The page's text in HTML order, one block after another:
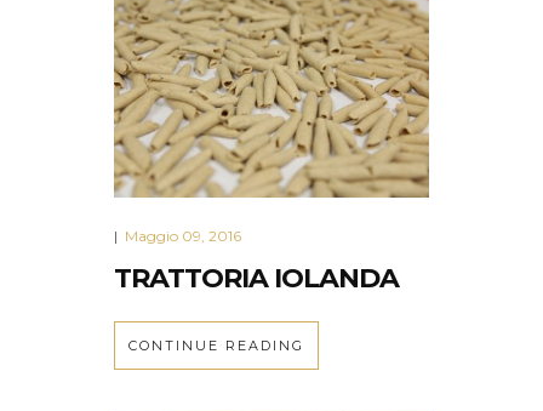
| Maggio 09, 2016
TRATTORIA IOLANDA
CONTINUE READING